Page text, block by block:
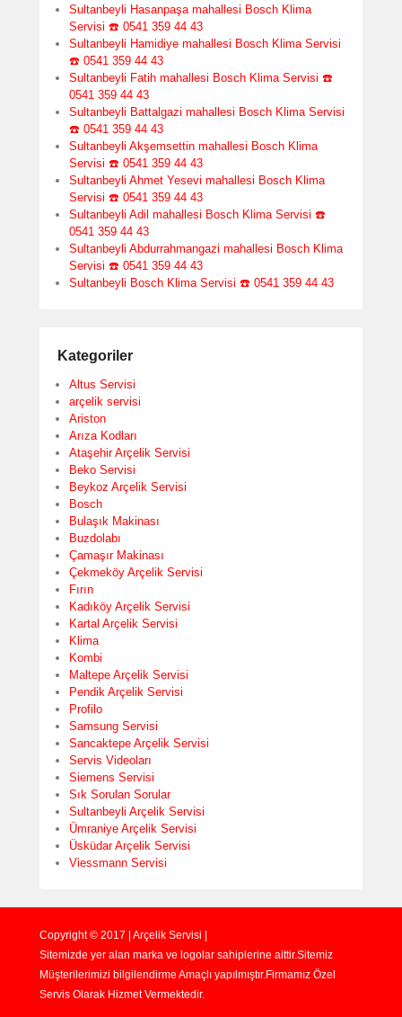
Sultanbeyli Hasanpaşa mahallesi Bosch Klima
Servisi ☎️ 0541 359 44 43
Sultanbeyli Hamidiye mahallesi Bosch Klima Servisi
☎️ 0541 359 44 43
Sultanbeyli Fatih mahallesi Bosch Klima Servisi ☎️
0541 359 44 43
Sultanbeyli Battalgazi mahallesi Bosch Klima Servisi
☎️ 0541 359 44 43
Sultanbeyli Akşemsettin mahallesi Bosch Klima
Servisi ☎️ 0541 359 44 43
Sultanbeyli Ahmet Yesevi mahallesi Bosch Klima
Servisi ☎️ 0541 359 44 43
Sultanbeyli Adil mahallesi Bosch Klima Servisi ☎️
0541 359 44 43
Sultanbeyli Abdurrahmangazi mahallesi Bosch Klima
Servisi ☎️ 0541 359 44 43
Sultanbeyli Bosch Klima Servisi ☎️ 0541 359 44 43
Kategoriler
Altus Servisi
arçelik servisi
Ariston
Arıza Kodları
Ataşehir Arçelik Servisi
Beko Servisi
Beykoz Arçelik Servisi
Bosch
Bulaşık Makinası
Buzdolabı
Çamaşır Makinası
Çekmeköy Arçelik Servisi
Fırın
Kadıköy Arçelik Servisi
Kartal Arçelik Servisi
Klima
Kombi
Maltepe Arçelik Servisi
Pendik Arçelik Servisi
Profilo
Samsung Servisi
Sancaktepe Arçelik Servisi
Servis Videoları
Siemens Servisi
Sık Sorulan Sorular
Sultanbeyli Arçelik Servisi
Ümraniye Arçelik Servisi
Üsküdar Arçelik Servisi
Viessmann Servisi
Copyright © 2017 | Arçelik Servisi |
Sitemizde yer alan marka ve logolar sahiplerine aittir.Sitemiz
Müşterilerimizi bilgilendirme Amaçlı yapılmıştır.Firmamız Özel
Servis Olarak Hizmet Vermektedir.